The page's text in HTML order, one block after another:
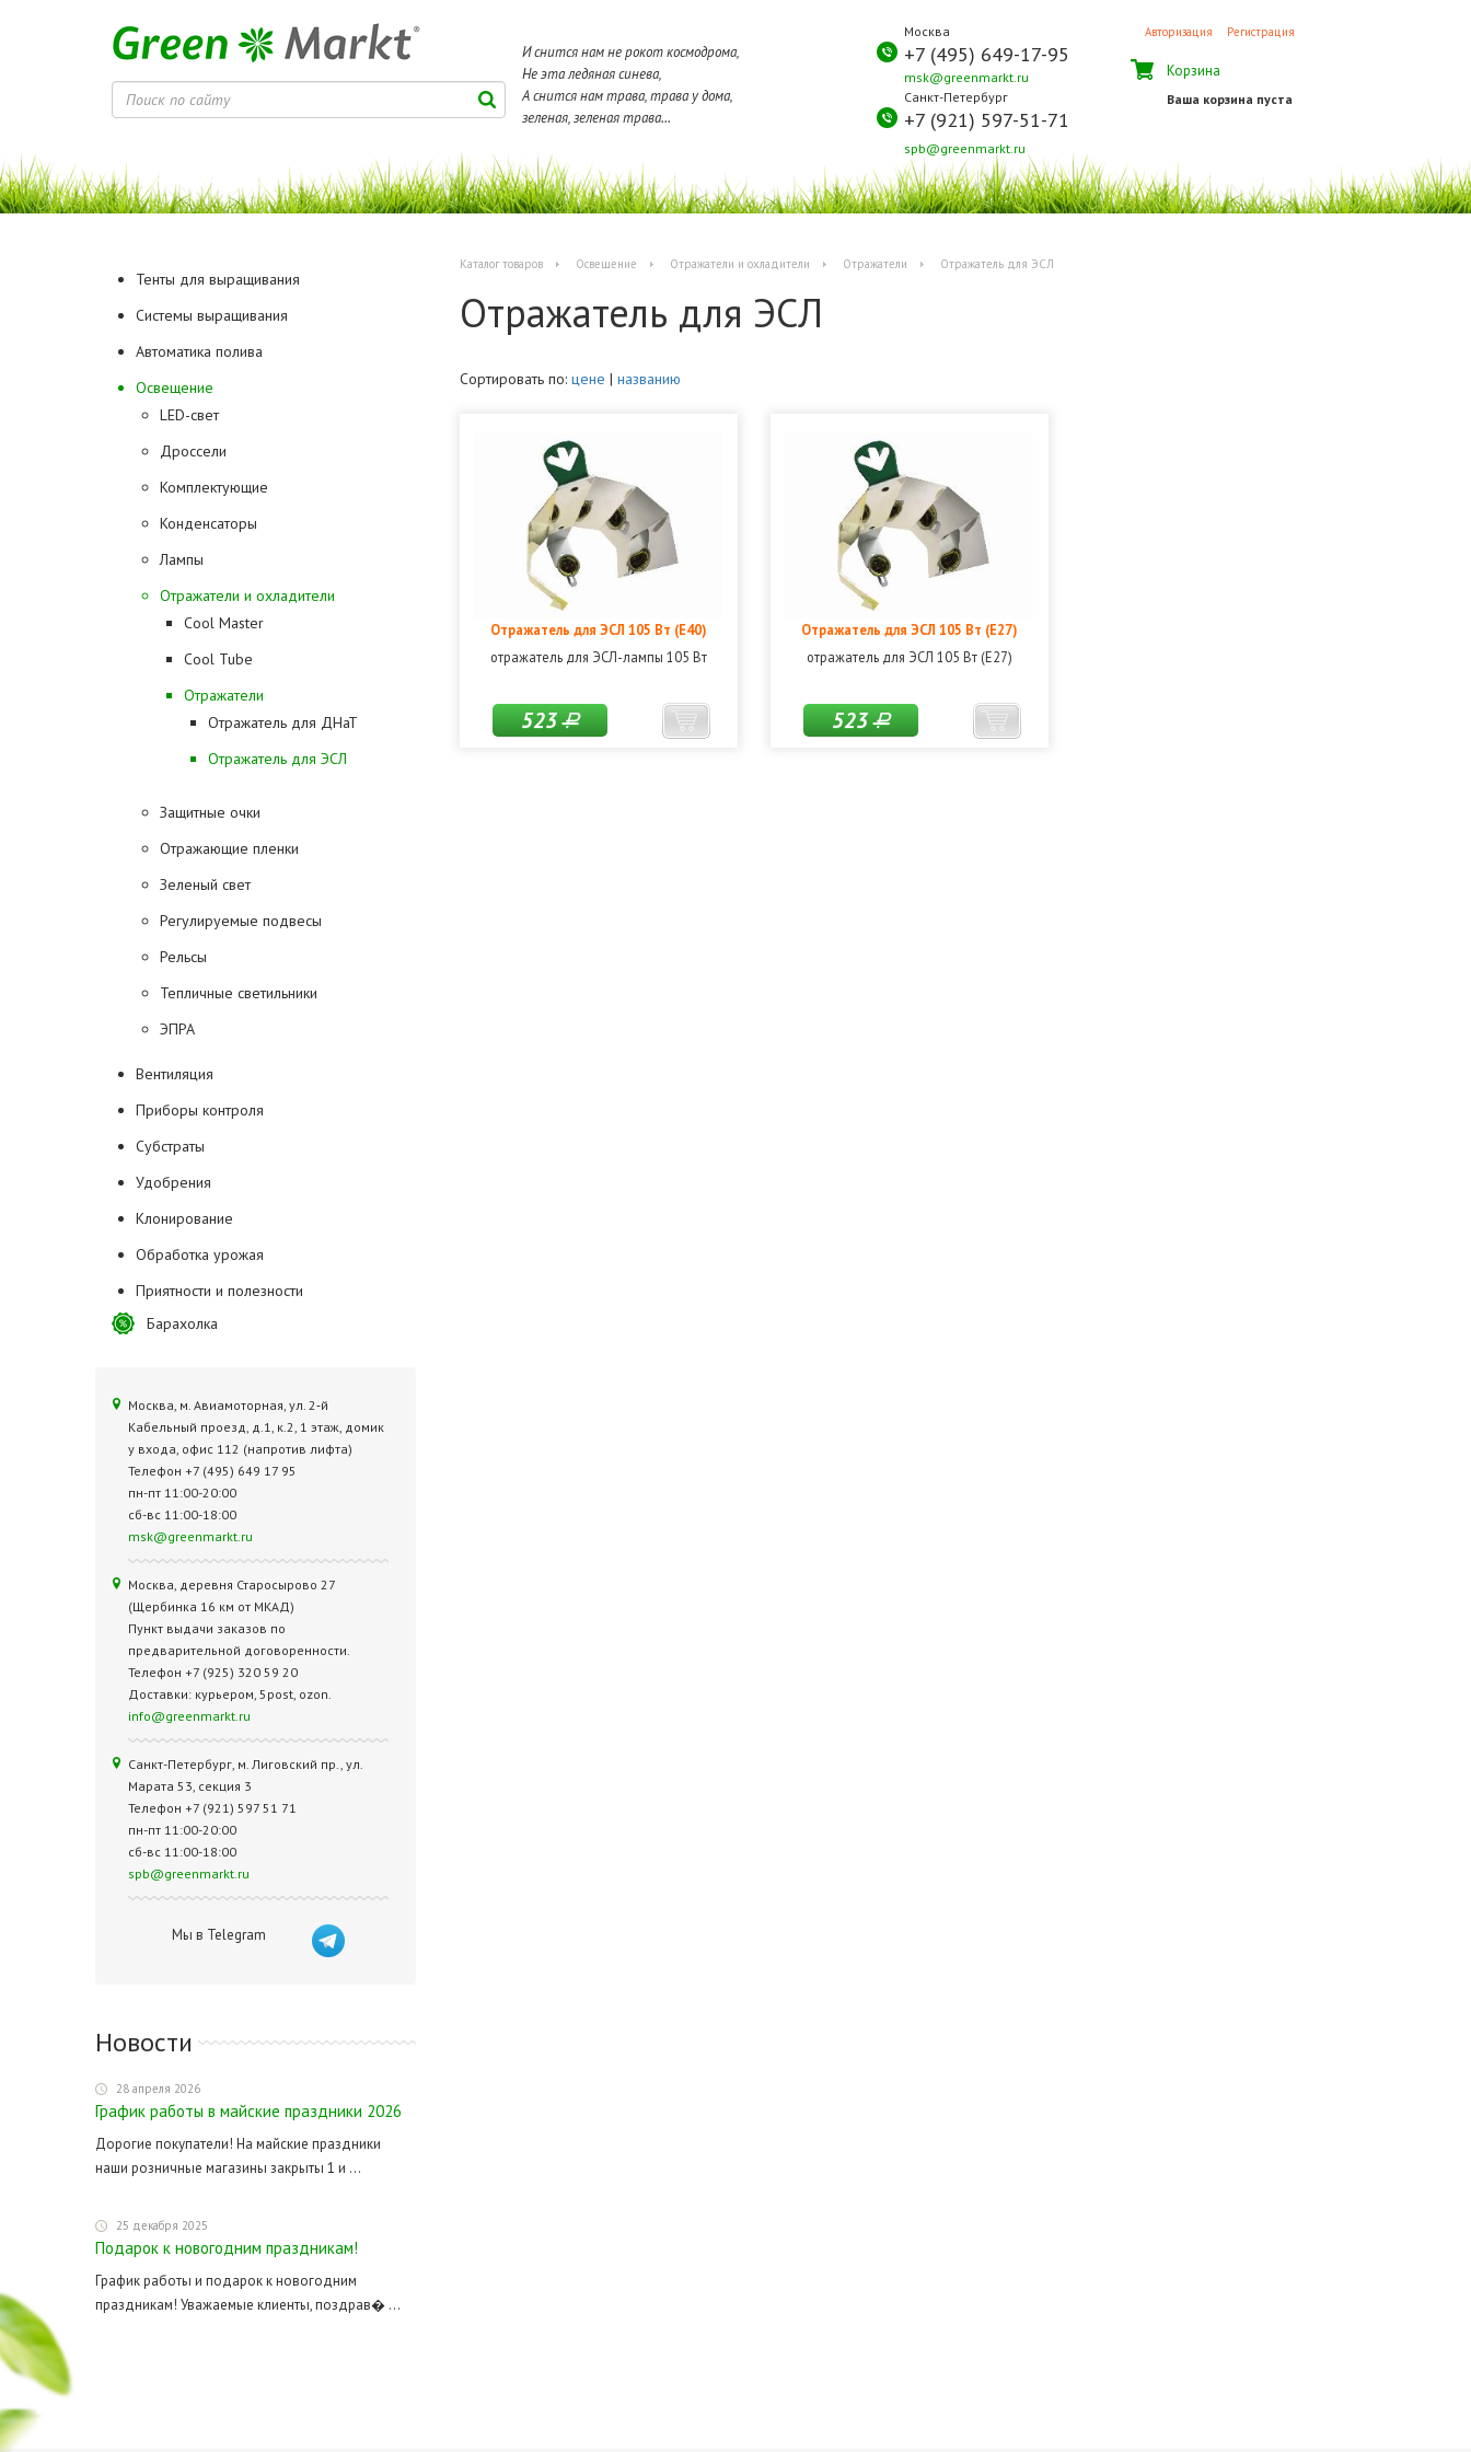
И снится нам не рокот космодрома,
Не эта ледяная синева,
А снится нам трава, трава у дома,
зеленая, зеленая трава...
Москва
+7 (495) 649-17-95
msk@greenmarkt.ru
Санкт-Петербург
+7 (921) 597-51-71
spb@greenmarkt.ru
Авторизация Регистрация
Корзина
Ваша корзина пуста
Тенты для выращивания
Системы выращивания
Автоматика полива
Освещение
LED-свет
Дроссели
Комплектующие
Конденсаторы
Лампы
Отражатели и охладители
Cool Master
Cool Tube
Отражатели
Отражатель для ДНаТ
Отражатель для ЭСЛ
Защитные очки
Отражающие пленки
Зеленый свет
Регулируемые подвесы
Рельсы
Тепличные светильники
ЭПРА
Вентиляция
Приборы контроля
Субстраты
Удобрения
Клонирование
Обработка урожая
Приятности и полезности
Барахолка
Москва, м. Авиамоторная, ул. 2‑й
Кабельный проезд, д.1, к.2, 1 этаж, домик
у входа, офис 112 (напротив лифта)
Телефон +7 (495) 649 17 95
пн-пт 11:00-20:00
сб-вс 11:00-18:00
msk@greenmarkt.ru
Москва, деревня Старосырово 27
(Щербинка 16 км от МКАД)
Пункт выдачи заказов по
предварительной договоренности.
Телефон +7 (925) 320 59 20
Доставки: курьером, 5post, ozon.
info@greenmarkt.ru
Санкт-Петербург, м. Лиговский пр., ул.
Марата 53, секция 3
Телефон +7 (921) 597 51 71
пн-пт 11:00-20:00
сб-вс 11:00-18:00
spb@greenmarkt.ru
Мы в Telegram
Новости
28 апреля 2026
График работы в майские праздники 2026
Дорогие покупатели! На майские праздники
наши розничные магазины закрыты 1 и ...
25 декабря 2025
Подарок к новогодним праздникам!
График работы и подарок к новогодним
праздникам! Уважаемые клиенты, поздрав� ...
Каталог товаров Освещение Отражатели и охладители Отражатели Отражатель для ЭСЛ
Отражатель для ЭСЛ
Сортировать по: цене | названию
Отражатель для ЭСЛ 105 Вт (Е40)
отражатель для ЭСЛ-лампы 105 Вт
523Р
Отражатель для ЭСЛ 105 Вт (Е27)
отражатель для ЭСЛ 105 Вт (Е27)
523Р